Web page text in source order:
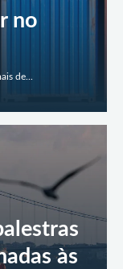
no
de...
às